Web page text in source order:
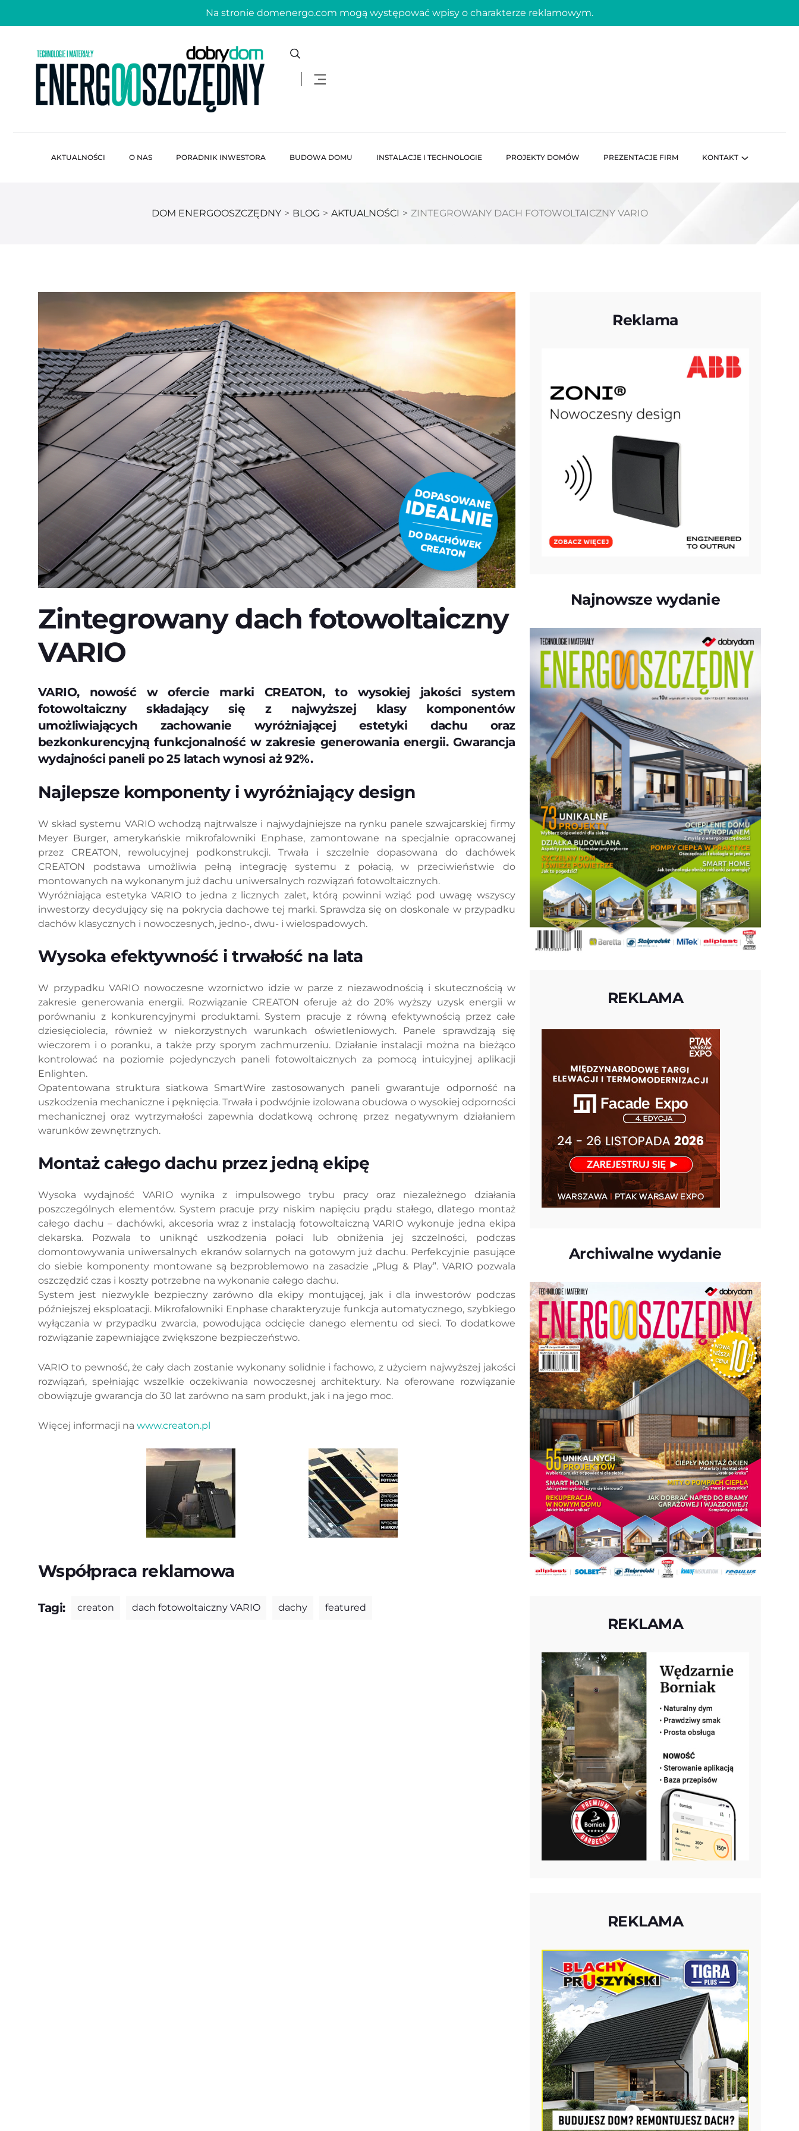
Na stronie domenergo.com mogą występować wpisy o charakterze reklamowym.
AKTUALNOŚCI O NAS PORADNIK INWESTORA BUDOWA DOMU INSTALACJE I TECHNOLOGIE PROJEKTY DOMÓW PREZENTACJE FIRM KONTAKT
DOM ENERGOOSZCZĘDNY > BLOG > AKTUALNOŚCI > ZINTEGROWANY DACH FOTOWOLTAICZNY VARIO
Zintegrowany dach fotowoltaiczny
VARIO
VARIO, nowość w ofercie marki CREATON, to wysokiej jakości system
fotowoltaiczny składający się z najwyższej klasy komponentów
umożliwiających zachowanie wyróżniającej estetyki dachu oraz
bezkonkurencyjną funkcjonalność w zakresie generowania energii. Gwarancja
wydajności paneli po 25 latach wynosi aż 92%.
Najlepsze komponenty i wyróżniający design
W skład systemu VARIO wchodzą najtrwalsze i najwydajniejsze na rynku panele szwajcarskiej firmy
Meyer Burger, amerykańskie mikrofalowniki Enphase, zamontowane na specjalnie opracowanej
przez CREATON, rewolucyjnej podkonstrukcji. Trwała i szczelnie dopasowana do dachówek
CREATON podstawa umożliwia pełną integrację systemu z połacią, w przeciwieństwie do
montowanych na wykonanym już dachu uniwersalnych rozwiązań fotowoltaicznych.
Wyróżniająca estetyka VARIO to jedna z licznych zalet, którą powinni wziąć pod uwagę wszyscy
inwestorzy decydujący się na pokrycia dachowe tej marki. Sprawdza się on doskonale w przypadku
dachów klasycznych i nowoczesnych, jedno-, dwu- i wielospadowych.
Wysoka efektywność i trwałość na lata
W przypadku VARIO nowoczesne wzornictwo idzie w parze z niezawodnością i skutecznością w
zakresie generowania energii. Rozwiązanie CREATON oferuje aż do 20% wyższy uzysk energii w
porównaniu z konkurencyjnymi produktami. System pracuje z równą efektywnością przez całe
dziesięciolecia, również w niekorzystnych warunkach oświetleniowych. Panele sprawdzają się
wieczorem i o poranku, a także przy sporym zachmurzeniu. Działanie instalacji można na bieżąco
kontrolować na poziomie pojedynczych paneli fotowoltaicznych za pomocą intuicyjnej aplikacji
Enlighten.
Opatentowana struktura siatkowa SmartWire zastosowanych paneli gwarantuje odporność na
uszkodzenia mechaniczne i pęknięcia. Trwała i podwójnie izolowana obudowa o wysokiej odporności
mechanicznej oraz wytrzymałości zapewnia dodatkową ochronę przez negatywnym działaniem
warunków zewnętrznych.
Montaż całego dachu przez jedną ekipę
Wysoka wydajność VARIO wynika z impulsowego trybu pracy oraz niezależnego działania
poszczególnych elementów. System pracuje przy niskim napięciu prądu stałego, dlatego montaż
całego dachu – dachówki, akcesoria wraz z instalacją fotowoltaiczną VARIO wykonuje jedna ekipa
dekarska. Pozwala to uniknąć uszkodzenia połaci lub obniżenia jej szczelności, podczas
domontowywania uniwersalnych ekranów solarnych na gotowym już dachu. Perfekcyjnie pasujące
do siebie komponenty montowane są bezproblemowo na zasadzie „Plug & Play”. VARIO pozwala
oszczędzić czas i koszty potrzebne na wykonanie całego dachu.
System jest niezwykle bezpieczny zarówno dla ekipy montującej, jak i dla inwestorów podczas
późniejszej eksploatacji. Mikrofalowniki Enphase charakteryzuje funkcja automatycznego, szybkiego
wyłączania w przypadku zwarcia, powodująca odcięcie danego elementu od sieci. To dodatkowe
rozwiązanie zapewniające zwiększone bezpieczeństwo.
VARIO to pewność, że cały dach zostanie wykonany solidnie i fachowo, z użyciem najwyższej jakości
rozwiązań, spełniając wszelkie oczekiwania nowoczesnej architektury. Na oferowane rozwiązanie
obowiązuje gwarancja do 30 lat zarówno na sam produkt, jak i na jego moc.
Więcej informacji na www.creaton.pl
Współpraca reklamowa
Tagi: creaton dach fotowoltaiczny VARIO dachy featured
Reklama
Najnowsze wydanie
REKLAMA
Archiwalne wydanie
REKLAMA
REKLAMA